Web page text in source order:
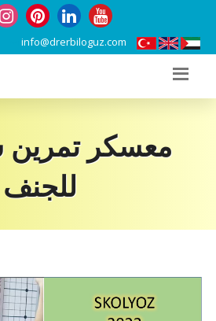
info@drerbiloguz.com
معسكر
للجنف